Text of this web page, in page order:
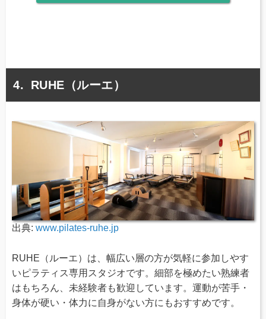
RUHE（ルーエ）
出典: www.pilates-ruhe.jp
RUHE（ルーエ）は、幅広い層の方が気軽に参加しやす
いピラティス専用スタジオです。細部を極めたい熟練者
はもちろん、未経験者も歓迎しています。運動が苦手・
身体が硬い・体力に自身がない方にもおすすめです。